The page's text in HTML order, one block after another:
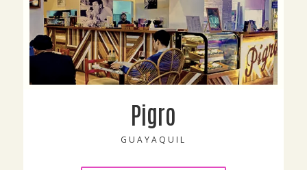
Pigro
GUAYAQUIL